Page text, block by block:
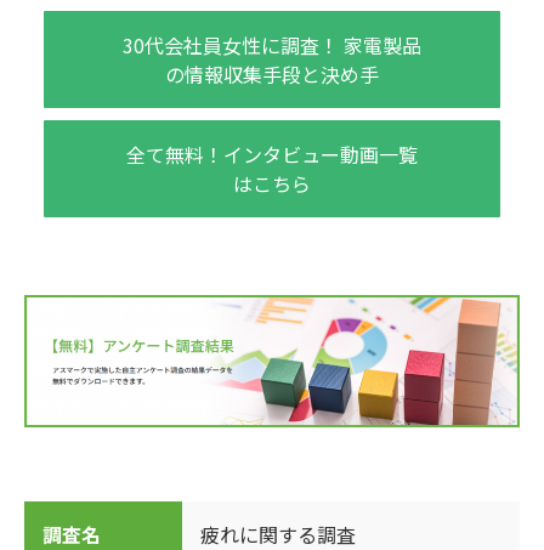
30代会社員女性に調査！ 家電製品
の情報収集手段と決め手
全て無料！インタビュー動画一覧
はこちら
調査名 疲れに関する調査